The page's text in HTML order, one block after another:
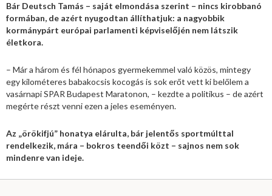
Bár Deutsch Tamás – saját elmondása szerint – nincs kirobbanó
formában, de azért nyugodtan állíthatjuk: a nagyobbik
kormánypárt európai parlamenti képviselőjén nem látszik
életkora.
– Már a három és fél hónapos gyermekemmel való közös, mintegy
egy kilométeres babakocsis kocogás is sok erőt vett ki belőlem a
vasárnapi SPAR Budapest Maratonon, – kezdte a politikus – de azért
megérte részt venni ezen a jeles eseményen.
Az „örökifjú” honatya elárulta, bár jelentős sportmúlttal
rendelkezik, mára – bokros teendői közt – sajnos nem sok
mindenre van ideje.